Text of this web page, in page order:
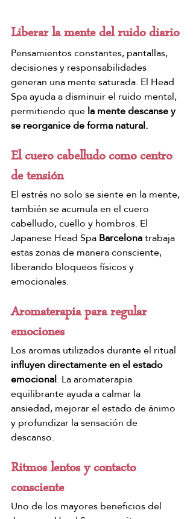
Liberar la mente del ruido diario
Pensamientos constantes, pantallas,
decisiones y responsabilidades
generan una mente saturada. El Head
Spa ayuda a disminuir el ruido mental,
permitiendo que la mente descanse y
se reorganice de forma natural.
El cuero cabelludo como centro
de tensión
El estrés no solo se siente en la mente,
también se acumula en el cuero
cabelludo, cuello y hombros. El
Japanese Head Spa Barcelona trabaja
estas zonas de manera consciente,
liberando bloqueos físicos y
emocionales.
Aromaterapia para regular
emociones
Los aromas utilizados durante el ritual
influyen directamente en el estado
emocional. La aromaterapia
equilibrante ayuda a calmar la
ansiedad, mejorar el estado de ánimo
y profundizar la sensación de
descanso.
Ritmos lentos y contacto
consciente
Uno de los mayores beneficios del